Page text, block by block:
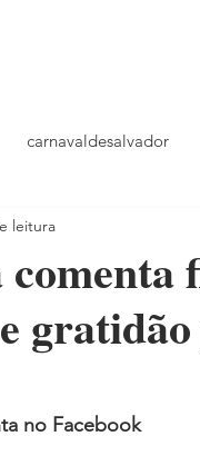
carnavaldesalvador
leitura
no Facebook